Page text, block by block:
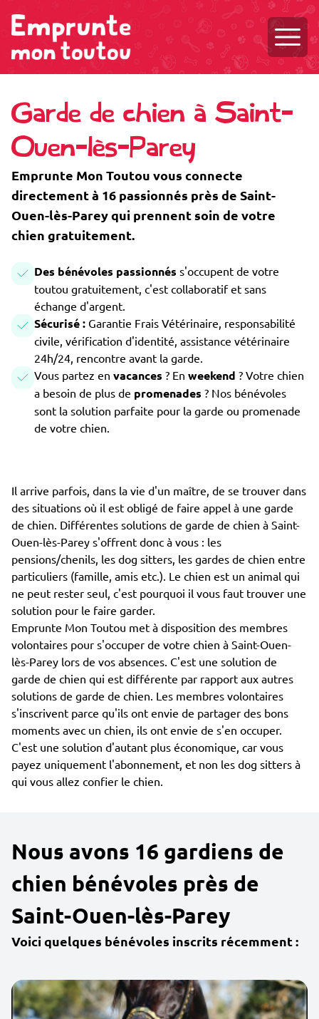
Garde de chien à Saint-
Ouen-lès-Parey
Emprunte Mon Toutou vous connecte
directement à 16 passionnés près de Saint-
Ouen-lès-Parey qui prennent soin de votre
chien gratuitement.
Des bénévoles passionnés s'occupent de votre
toutou gratuitement, c'est collaboratif et sans
échange d'argent.
Sécurisé : Garantie Frais Vétérinaire, responsabilité
civile, vérification d'identité, assistance vétérinaire
24h/24, rencontre avant la garde.
Vous partez en vacances ? En weekend ? Votre chien
a besoin de plus de promenades ? Nos bénévoles
sont la solution parfaite pour la garde ou promenade
de votre chien.
Il arrive parfois, dans la vie d'un maître, de se trouver dans
des situations où il est obligé de faire appel à une garde
de chien. Différentes solutions de garde de chien à Saint-
Ouen-lès-Parey s'offrent donc à vous : les
pensions/chenils, les dog sitters, les gardes de chien entre
particuliers (famille, amis etc.). Le chien est un animal qui
ne peut rester seul, c'est pourquoi il vous faut trouver une
solution pour le faire garder.
Emprunte Mon Toutou met à disposition des membres
volontaires pour s'occuper de votre chien à Saint-Ouen-
lès-Parey lors de vos absences. C'est une solution de
garde de chien qui est différente par rapport aux autres
solutions de garde de chien. Les membres volontaires
s'inscrivent parce qu'ils ont envie de partager des bons
moments avec un chien, ils ont envie de s'en occuper.
C'est une solution d'autant plus économique, car vous
payez uniquement l'abonnement, et non les dog sitters à
qui vous allez confier le chien.
Nous avons 16 gardiens de
chien bénévoles près de
Saint-Ouen-lès-Parey
Voici quelques bénévoles inscrits récemment :